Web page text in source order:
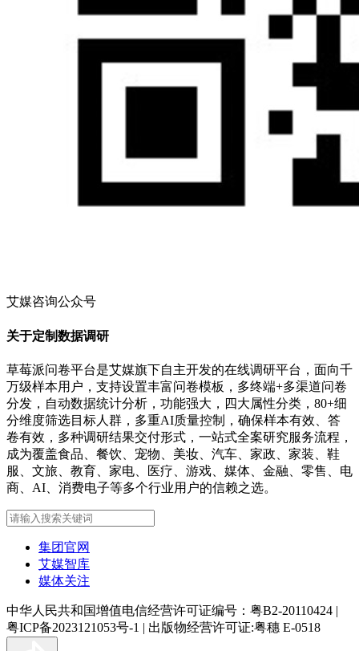
艾媒咨询公众号
关于定制数据调研
草莓派问卷平台是艾媒旗下自主开发的在线调研平台，面向千
万级样本用户，支持设置丰富问卷模板，多终端+多渠道问卷
分发，自动数据统计分析，功能强大，四大属性分类，80+细
分维度筛选目标人群，多重AI质量控制，确保样本有效、答
卷有效，多种调研结果交付形式，一站式全案研究服务流程，
成为覆盖食品、餐饮、宠物、美妆、汽车、家政、家装、鞋
服、文旅、教育、家电、医疗、游戏、媒体、金融、零售、电
商、AI、消费电子等多个行业用户的信赖之选。
集团官网
艾媒智库
媒体关注
中华人民共和国增值电信经营许可证编号：粤B2-20110424 |
粤ICP备2023121053号-1 | 出版物经营许可证:粤穗 E-0518